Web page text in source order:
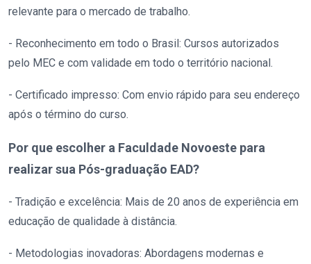
relevante para o mercado de trabalho.
- Reconhecimento em todo o Brasil: Cursos autorizados
pelo MEC e com validade em todo o território nacional.
- Certificado impresso: Com envio rápido para seu endereço
após o término do curso.
Por que escolher a Faculdade Novoeste para
realizar sua Pós-graduação EAD?
- Tradição e excelência: Mais de 20 anos de experiência em
educação de qualidade à distância.
- Metodologias inovadoras: Abordagens modernas e